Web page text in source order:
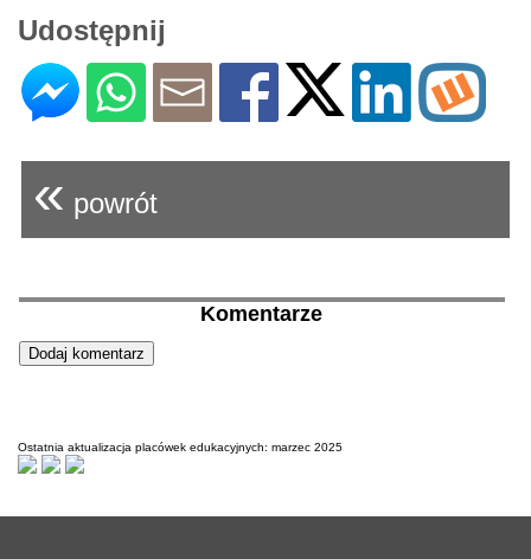
Udostępnij
« powrót
Komentarze
Ostatnia aktualizacja placówek edukacyjnych: marzec 2025